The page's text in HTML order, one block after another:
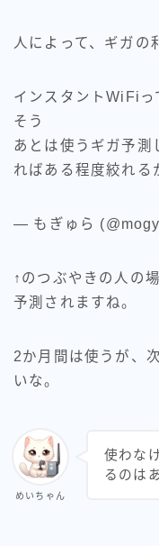
人によって、ギガの
インスタントWiFiっ
そう
あとは使うギガ予測
ればある程度絞れる
— もぎゅら
↑のつぶやきの人の
予測されますね。
2か月間は使うが、
いな。
めいちゃん
使わな
るのは